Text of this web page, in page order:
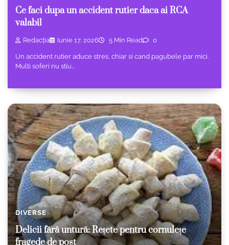
Ce faci dupa un accident rutier daca ai RCA
valabil
Redacția Iunie 17, 2026 5 Min Read 0
Un accident rutier aduce stres, chiar si cand pagubele par mici.
Multi soferi nu stiu…
DIVERSE
Delicii fără untură: Rețete pentru cornulețe
fragede de post